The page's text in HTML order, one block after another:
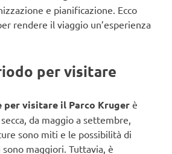
e pianificazione. Ecco
rendere il viaggio un’esperienza
per visitare
visitare il Parco Kruger è
da maggio a settembre,
sono miti e le possibilità di
maggiori. Tuttavia, è